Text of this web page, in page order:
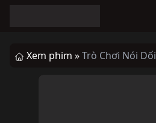
Xem phim »Trò Chơi Nói Dối